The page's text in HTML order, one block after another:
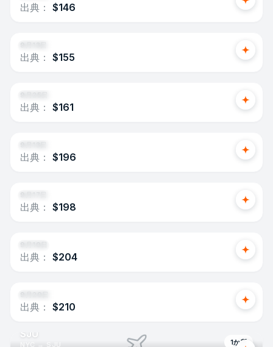
出典： $146
Chicago
9月13日
出典： $155
San Francisco
9月25日
出典： $161
MBJ
9月13日
出典： $196
Santo Domingo
9月17日
出典： $198
YMQ
9月10日
出典： $204
Toronto
9月20日
出典： $210
SJU
NYC → SJU 1か所